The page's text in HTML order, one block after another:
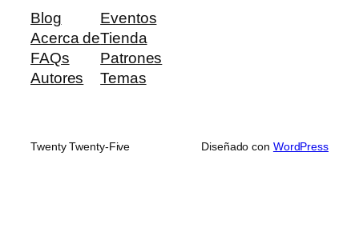
Blog
Acerca de
FAQs
Autores
Eventos
Tienda
Patrones
Temas
Twenty Twenty-Five Diseñado con WordPress